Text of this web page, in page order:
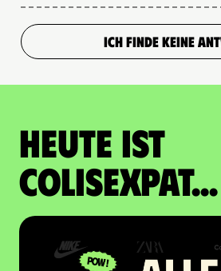
ICH FINDE KEINE
Heute ist
Colisexpat...